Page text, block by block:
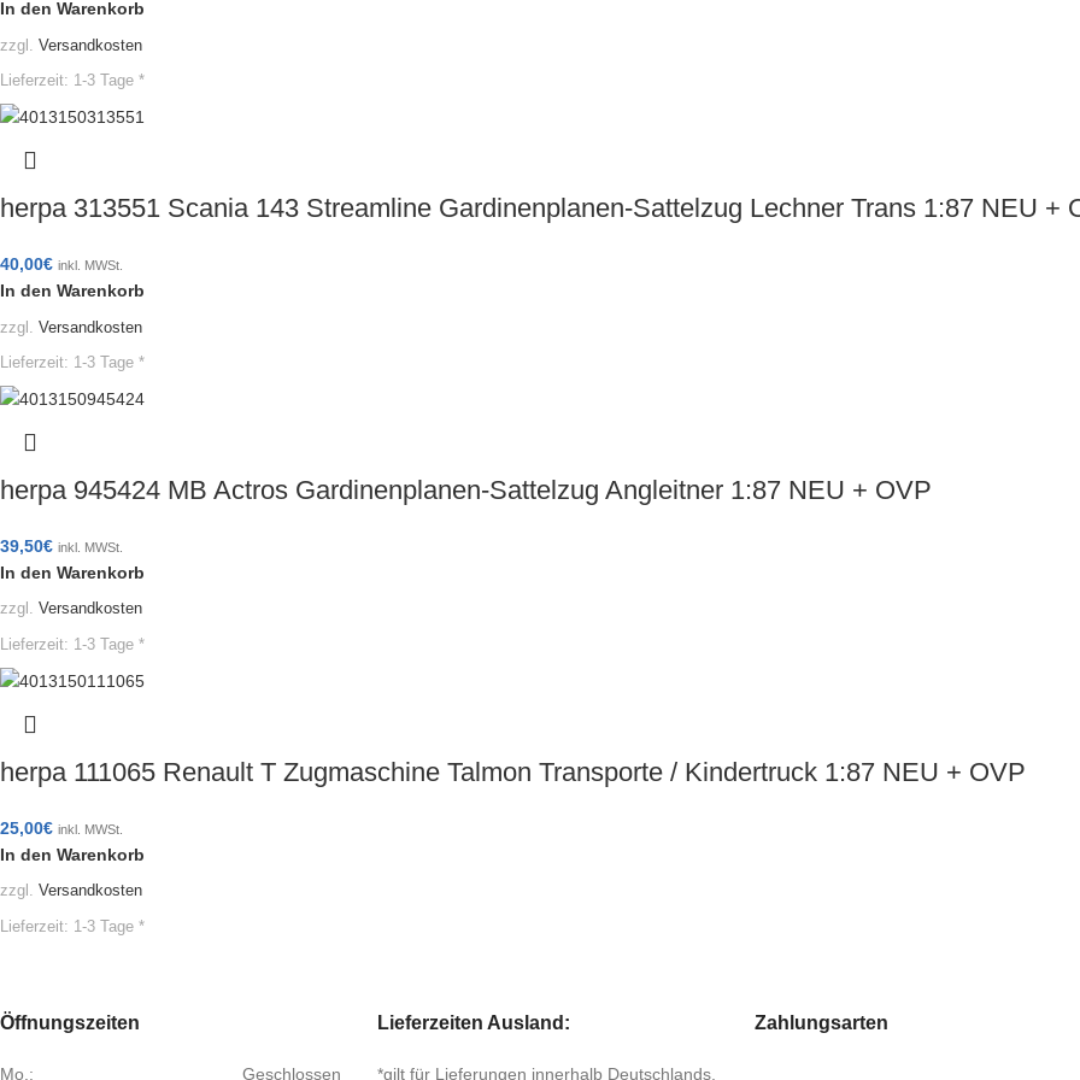
In den Warenkorb
zzgl. Versandkosten
Lieferzeit: 1-3 Tage *
herpa 313551 Scania 143 Streamline Gardinenplanen-Sattelzug Lechner Trans 1:87 NEU +
40,00€ inkl. MWSt.
In den Warenkorb
zzgl. Versandkosten
Lieferzeit: 1-3 Tage *
herpa 945424 MB Actros Gardinenplanen-Sattelzug Angleitner 1:87 NEU + OVP
39,50€ inkl. MWSt.
In den Warenkorb
zzgl. Versandkosten
Lieferzeit: 1-3 Tage *
herpa 111065 Renault T Zugmaschine Talmon Transporte / Kindertruck 1:87 NEU + OVP
25,00€ inkl. MWSt.
In den Warenkorb
zzgl. Versandkosten
Lieferzeit: 1-3 Tage *
Öffnungszeiten
Mo.: Geschlossen
Lieferzeiten Ausland:
*gilt für Lieferungen innerhalb Deutschlands,
Zahlungsarten